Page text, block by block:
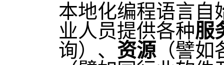
本地化编程语言自
业人员提供各种服
询）、 资源（譬如